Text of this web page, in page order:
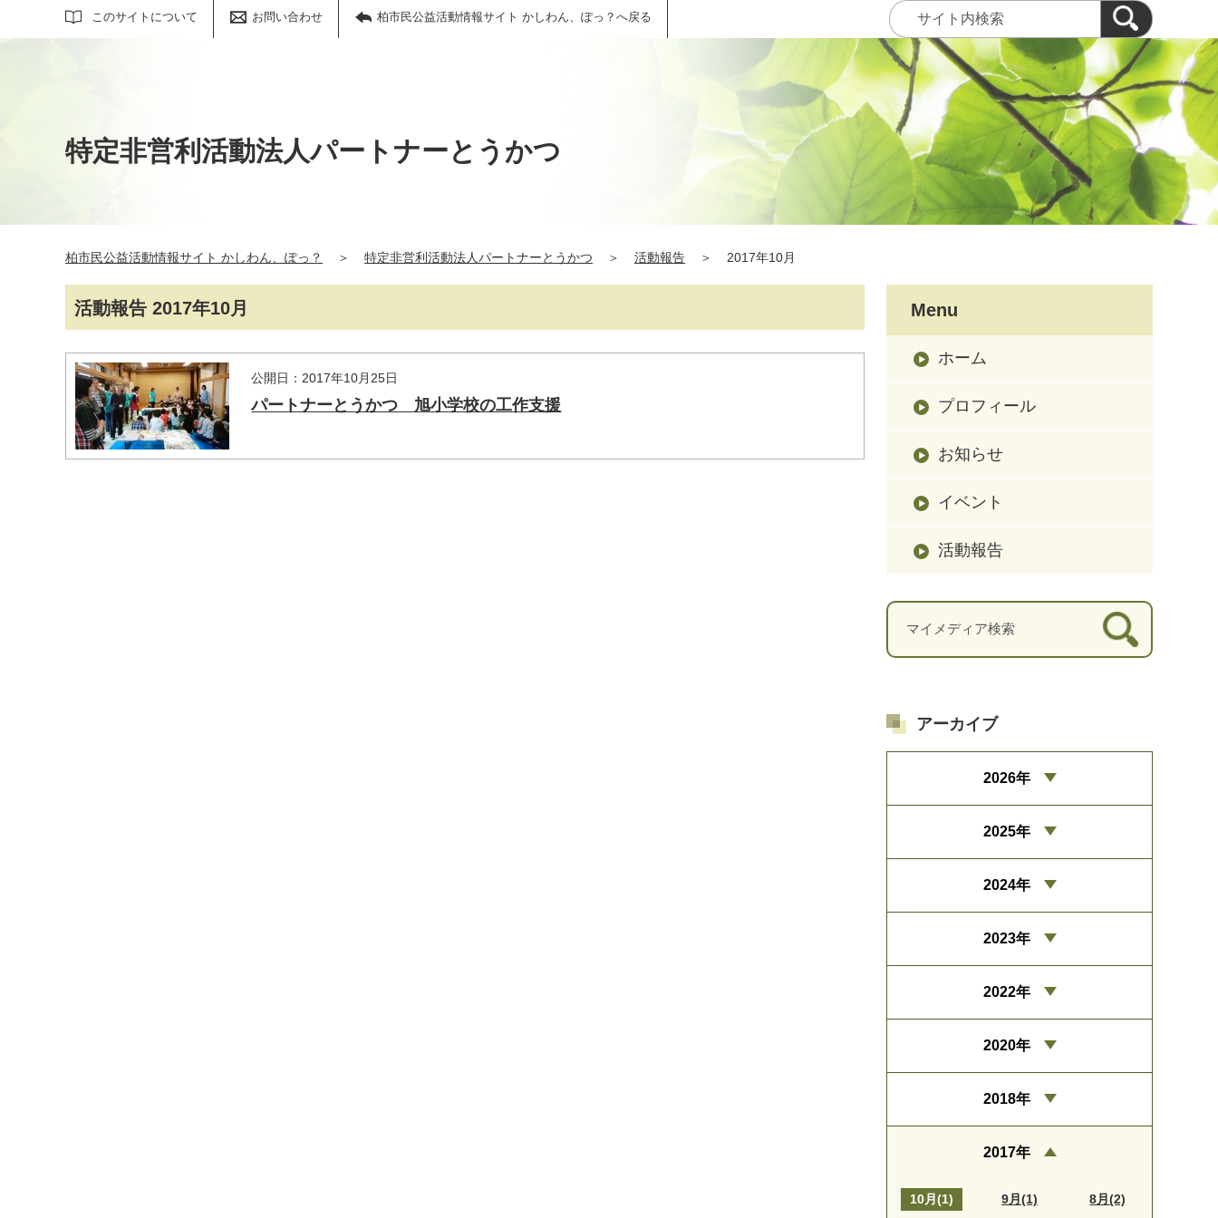
このサイトについて お問い合わせ 柏市民公益活動情報サイト かしわん、ぽっ？へ戻る
サイト内検索
特定非営利活動法人パートナーとうかつ
柏市民公益活動情報サイト かしわん、ぽっ？ ＞ 特定非営利活動法人パートナーとうかつ ＞ 活動報告 ＞ 2017年10月
活動報告 2017年10月
公開日：2017年10月25日
パートナーとうかつ 旭小学校の工作支援
Menu
ホーム
プロフィール
お知らせ
イベント
活動報告
アーカイブ
2026年
2025年
2024年
2023年
2022年
2020年
2018年
2017年
10月(1) 9月(1) 8月(2)